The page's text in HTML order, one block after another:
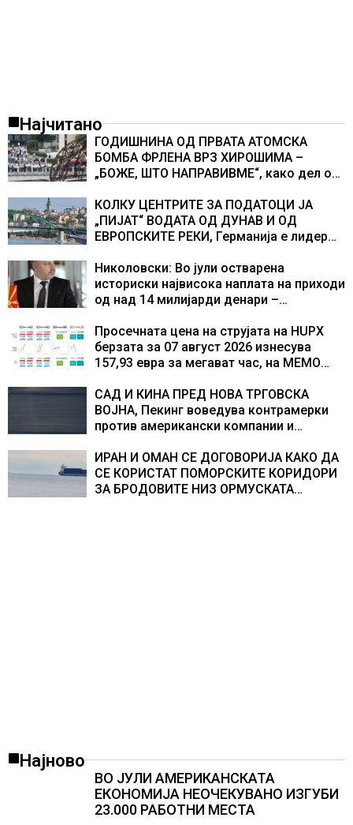
Најчитано
ГОДИШНИНА ОД ПРВАТА АТОМСКА
БОМБА ФРЛЕНА ВРЗ ХИРОШИМА –
„БОЖЕ, ШТО НАПРАВИВМЕ“, како дел од
учесниците во бомбардирањето го
доживуваа овој настан што го промени
текот на историјата
КОЛКУ ЦЕНТРИТЕ ЗА ПОДАТОЦИ ЈА
„ПИЈАТ“ ВОДАТА ОД ДУНАВ И ОД
ЕВРОПСКИТЕ РЕКИ, Германија е лидер
центри за податоци
Николовски: Во јули остварена
историски највисока наплата на приходи
од над 14 милијарди денари –
резултати
Просечната цена на струјата на HUPX
берзата за 07 август 2026 изнесува
157,93 евра за мегават час, на МЕМО
САД И КИНА ПРЕД НОВА ТРГОВСКА
ВОЈНА, Пекинг воведува контрамерки
против американски компании и
ИРАН И ОМАН СЕ ДОГОВОРИЈА КАКО ДА
СЕ КОРИСТАТ ПОМОРСКИТЕ КОРИДОРИ
ЗА БРОДОВИТЕ НИЗ ОРМУСКАТА
Најново
ВО ЈУЛИ АМЕРИКАНСКАТА
ЕКОНОМИЈА НЕОЧЕКУВАНО ИЗГУБИ
23.000 РАБОТНИ МЕСТА